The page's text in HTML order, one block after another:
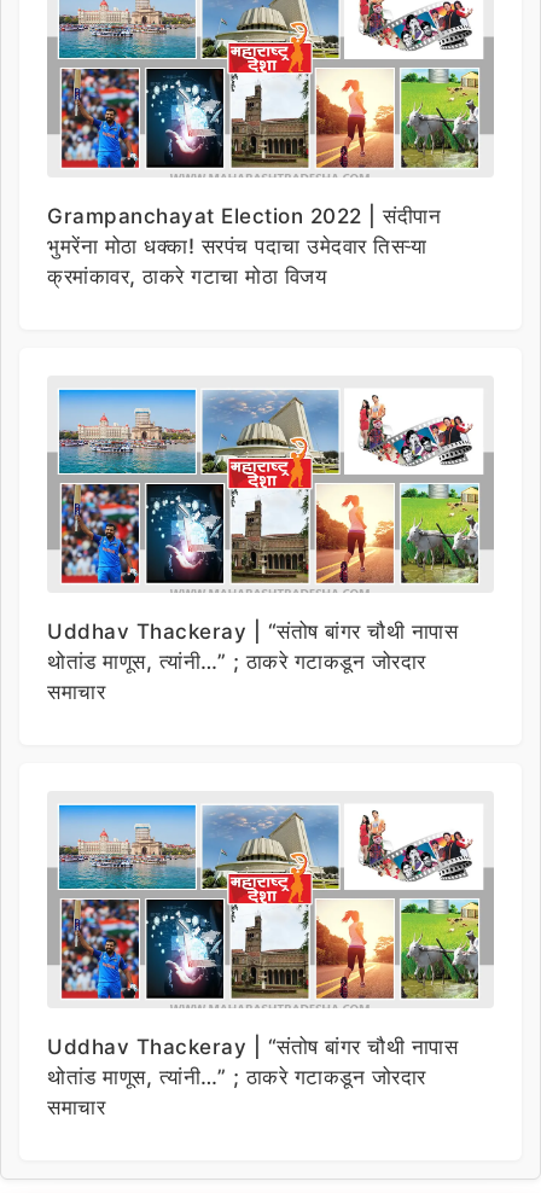
Grampanchayat Election 2022 | संदीपान
भुमरेंना मोठा धक्का! सरपंच पदाचा उमेदवार तिसऱ्या
क्रमांकावर, ठाकरे गटाचा मोठा विजय
Uddhav Thackeray | “संतोष बांगर चौथी नापास
थोतांड माणूस, त्यांनी…” ; ठाकरे गटाकडून जोरदार
समाचार
Uddhav Thackeray | “संतोष बांगर चौथी नापास
थोतांड माणूस, त्यांनी…” ; ठाकरे गटाकडून जोरदार
समाचार